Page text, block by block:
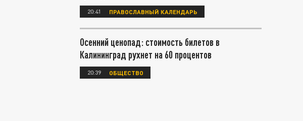
20:41 ПРАВОСЛАВНЫЙ КАЛЕНДАРЬ
Осенний ценопад: стоимость билетов в
Калининград рухнет на 60 процентов
20:39 ОБЩЕСТВО